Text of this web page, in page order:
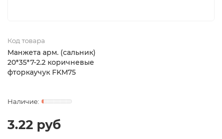
Код товара
Манжета арм. (сальник)
20*35*7-2.2 коричневые
фторкаучук FKM75
3.22 руб